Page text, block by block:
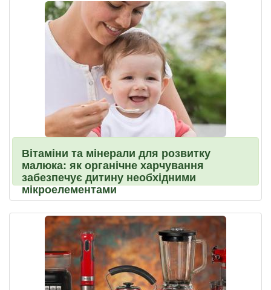
Вітаміни та мінерали для розвитку
малюка: як органічне харчування
забезпечує дитину необхідними
мікроелементами